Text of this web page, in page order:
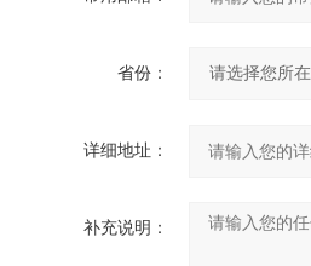
省份：
详细地址：
补充说明：